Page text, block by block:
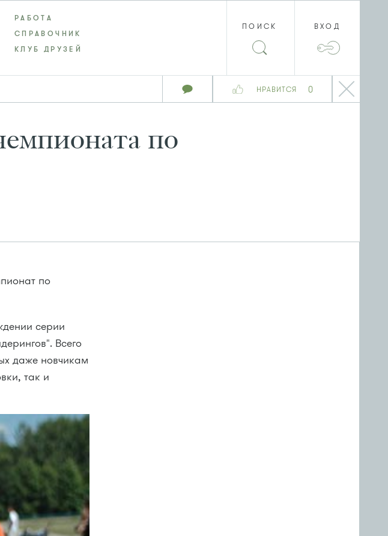
НРАВИТСЯ 0
РАБОТА
СПРАВОЧНИК
КЛУБ ДРУЗЕЙ
ПОИСК ВХОД
по
по
серии
Всего
даже новчикам
так и